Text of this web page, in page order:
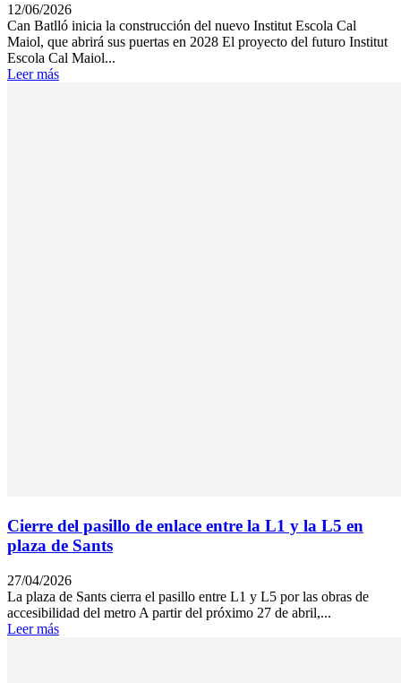
12/06/2026
Can Batlló inicia la construcción del nuevo Institut Escola Cal
Maiol, que abrirá sus puertas en 2028 El proyecto del futuro Institut
Escola Cal Maiol...
Leer más
Cierre del pasillo de enlace entre la L1 y la L5 en
plaza de Sants
27/04/2026
La plaza de Sants cierra el pasillo entre L1 y L5 por las obras de
accesibilidad del metro A partir del próximo 27 de abril,...
Leer más